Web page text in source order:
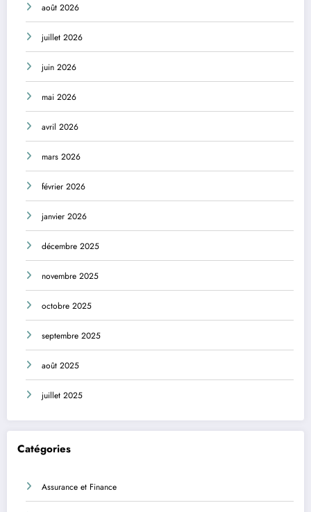
août 2026
juillet 2026
juin 2026
mai 2026
avril 2026
mars 2026
février 2026
janvier 2026
décembre 2025
novembre 2025
octobre 2025
septembre 2025
août 2025
juillet 2025
Catégories
Assurance et Finance